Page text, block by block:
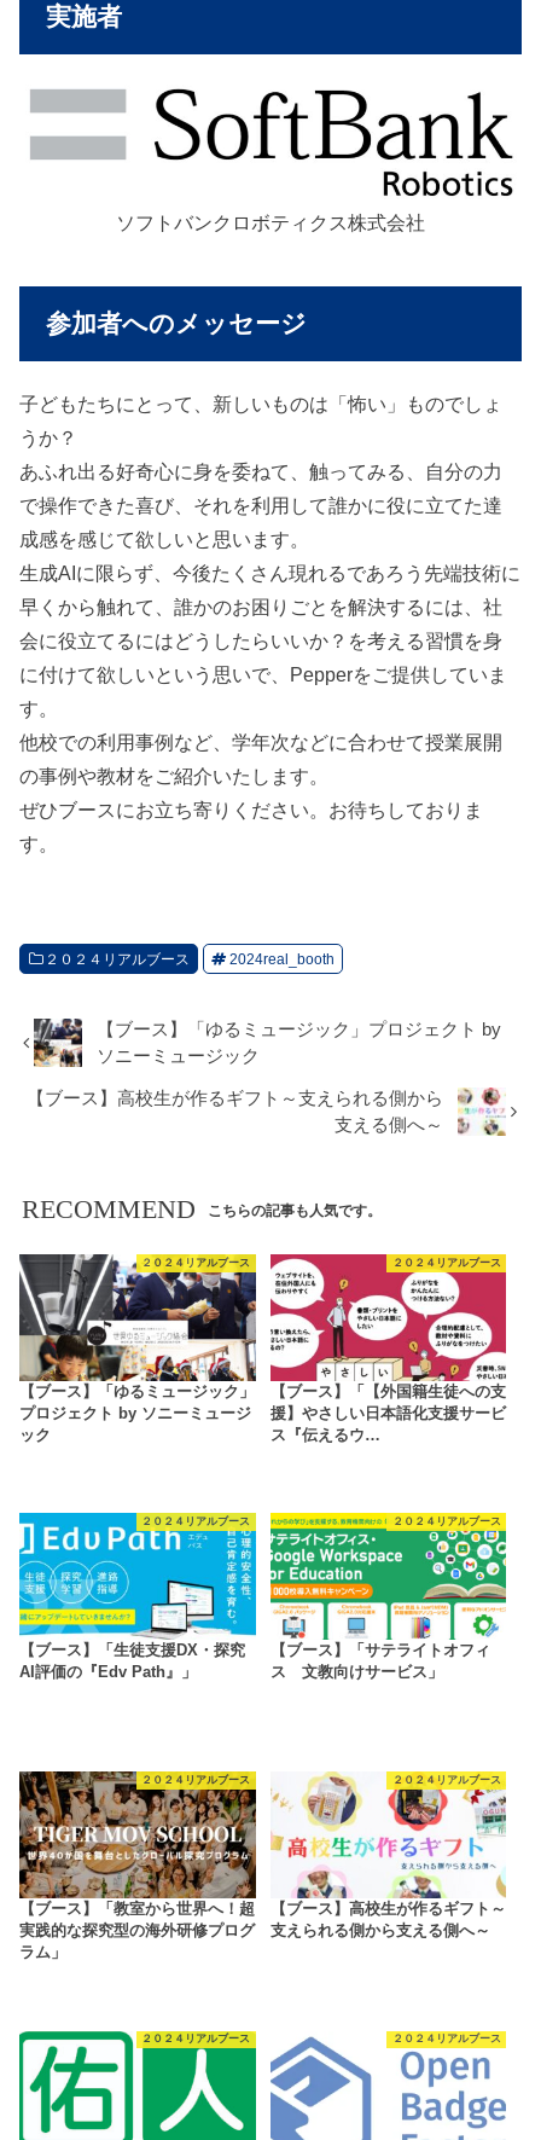
実施者
ソフトバンクロボティクス株式会社
参加者へのメッセージ
子どもたちにとって、新しいものは「怖い」ものでしょ
うか？
あふれ出る好奇心に身を委ねて、触ってみる、自分の力
で操作できた喜び、それを利用して誰かに役に立てた達
成感を感じて欲しいと思います。
生成AIに限らず、今後たくさん現れるであろう先端技術に
早くから触れて、誰かのお困りごとを解決するには、社
会に役立てるにはどうしたらいいか？を考える習慣を身
に付けて欲しいという思いで、Pepperをご提供していま
す。
他校での利用事例など、学年次などに合わせて授業展開
の事例や教材をご紹介いたします。
ぜひブースにお立ち寄りください。お待ちしておりま
す。
２０２４リアルブース 2024real_booth
【ブース】「ゆるミュージック」プロジェクト by
ソニーミュージック
【ブース】高校生が作るギフト～支えられる側から
支える側へ～
RECOMMEND こちらの記事も人気です。
２０２４リアルブース
【ブース】「ゆるミュージック」
プロジェクト by ソニーミュージ
ック
２０２４リアルブース
【ブース】「【外国籍生徒への支
援】やさしい日本語化支援サービ
ス『伝えるウ…
２０２４リアルブース
【ブース】「生徒支援DX・探究
AI評価の『Edv Path』」
２０２４リアルブース
【ブース】「サテライトオフィ
ス 文教向けサービス」
２０２４リアルブース
【ブース】「教室から世界へ！超
実践的な探究型の海外研修プログ
ラム」
２０２４リアルブース
【ブース】高校生が作るギフト～
支えられる側から支える側へ～
２０２４リアルブース ２０２４リアルブース